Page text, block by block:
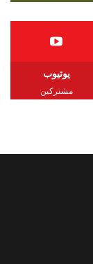
يوتيوب
مشتركين